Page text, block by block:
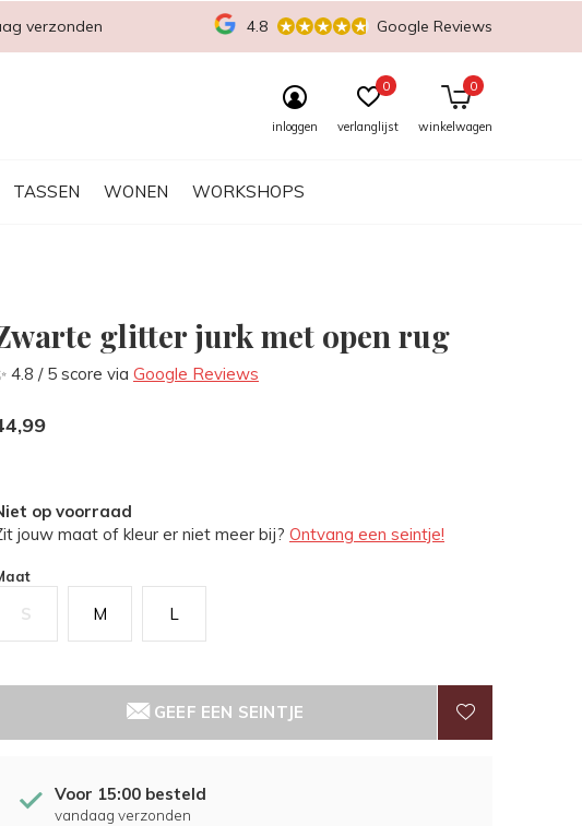
TASSEN WONEN WORKSHOPS
inloggen verlanglijst
0
winkelwagen
0
verzonden 4.8 Google Reviews
glitter jurk met open rug
4.8 / 5 score via Google Reviews
op voorraad
jouw maat of kleur er niet meer bij? Ontvang een seintje!
S M L
GEEF EEN SEINTJE
Voor 15:00 besteld
vandaag verzonden